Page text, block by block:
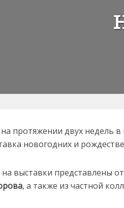
протяжении двух недель
новогодних и
на выставки представлены
, а также из частной